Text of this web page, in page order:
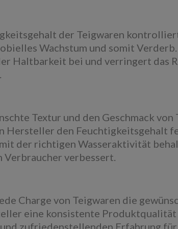
der Teigwaren
Wachstum und somit
Haltbarkeit bei und verringert das
Textur und den Geschmack
Hersteller den Feuchtigkeitsgehalt
der richtigen Wasseraktivität
Verbraucher verbessert.
Charge von Teigwaren die
eine konsistente
zufriedenstellenden Erfahrung